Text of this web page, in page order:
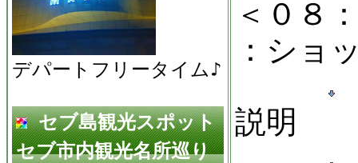
デパートフリータイム♪
セブ島観光スポット
セブ市内観光名所巡り
＜０８
：ショ
説明